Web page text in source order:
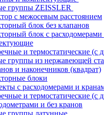
группы ZEISSLER
с межосевым расстоянием
блок без клапанов
блок с
и термостатические (с
группы из нержавеющей
и наконечников (квадрат)
блоки
с расходомерами и
и термостатические (с
и без кранов
группы латунные